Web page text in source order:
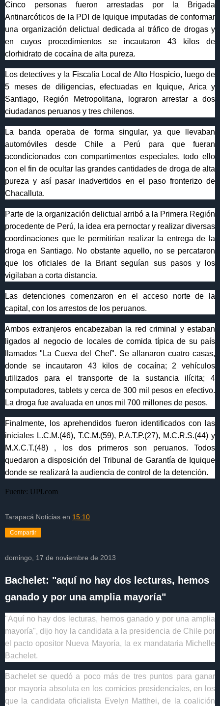
Cinco personas fueron arrestadas por la Brigada
Antinarcóticos de la PDI de Iquique imputadas de conformar
una organización delictual dedicada al tráfico de drogas y
en cuyos procedimientos se incautaron 43 kilos de
clorhidrato de cocaína de alta pureza.
Los detectives y la Fiscalía Local de Alto Hospicio, luego de
5 meses de diligencias, efectuadas en Iquique, Arica y
Santiago, Región Metropolitana, lograron arrestar a dos
ciudadanos peruanos y tres chilenos.
La banda operaba de forma singular, ya que llevaban
automóviles desde Chile a Perú para que fueran
acondicionados con compartimentos especiales, todo ello
con el fin de ocultar las grandes cantidades de droga de alta
pureza y así pasar inadvertidos en el paso fronterizo de
Chacalluta.
Parte de la organización delictual arribó a la Primera Región
procedente de Perú, la idea era pernoctar y realizar diversas
coordinaciones que le permitirían realizar la entrega de la
droga en Santiago. No obstante aquello, no se percataron
que los oficiales de la Briant seguían sus pasos y los
vigilaban a corta distancia.
Las detenciones comenzaron en el acceso norte de la
capital, con los arrestos de los peruanos.
Ambos extranjeros encabezaban la red criminal y estaban
ligados al negocio de locales de comida típica de su país
llamados "La Cueva del Chef". Se allanaron cuatro casas,
donde se incautaron 43 kilos de cocaína; 2 vehículos
utilizados para el transporte de la sustancia ilícita; 4
computadores, tablets y cerca de 300 mil pesos en efectivo.
La droga fue avaluada en unos mil 700 millones de pesos.
Finalmente, los aprehendidos fueron identificados con las
iniciales L.C.M.(46), T.C.M.(59), P.A.T.P.(27), M.C.R.S.(44) y
M.X.C.T.(48) , los dos primeros son peruanos. Todos
quedaron a disposición del Tribunal de Garantía de Iquique
donde se realizará la audiencia de control de la detención.
Fuente: UPI.com
Tarapacá Noticias en 15:10
Compartir
domingo, 17 de noviembre de 2013
Bachelet: "aquí no hay dos lecturas, hemos
ganado y por una amplia mayoría"
"Aquí no hay dos lecturas, hemos ganado y por una amplia
mayoría", dijo hoy la candidata a la presidencia de Chile por
el pacto opositor Nueva Mayoría, la ex mandataria Michelle
Bachelet.
Bachelet se quedó a poco más de tres puntos para ganar
por mayoría absoluta en los comicios presidenciales, en los
que la candidata oficialista Evelyn Matthei, de la coalición